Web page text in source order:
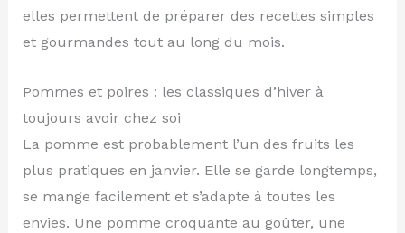
elles permettent de préparer des recettes simples
et gourmandes tout au long du mois.
Pommes et poires : les classiques d’hiver à
toujours avoir chez soi
La pomme est probablement l’un des fruits les
plus pratiques en janvier. Elle se garde longtemps,
se mange facilement et s’adapte à toutes les
envies. Une pomme croquante au goûter, une